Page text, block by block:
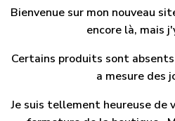
Bienvenue sur mon nouveau
encore là, mais
Certains produits sont
a mesure des
Je suis tellement heureuse de